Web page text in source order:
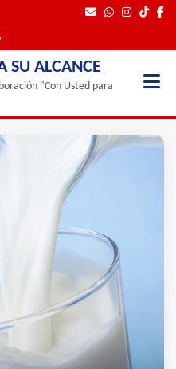
SU ALCANCE
"Con Usted para